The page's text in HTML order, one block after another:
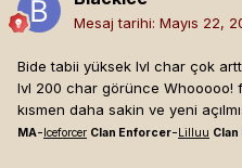
Mesaj tarihi: Mayıs 22,
Bide tabii yüksek lvl char çok
lvl 200 char görünce Whooooo!
kısmen daha sakin ve yeni
MA- Iceforcer Clan Enforcer- Lilluu Clan